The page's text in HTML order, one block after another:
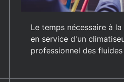
Le temps nécessaire à la
en service d'un
professionnel des